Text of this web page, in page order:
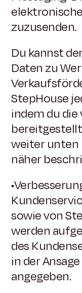
zuzusenden.
Du kannst
Daten zu
StepHouse
indem du
weiter unten
näher
sowie von
werden
des
in der
angegeben.